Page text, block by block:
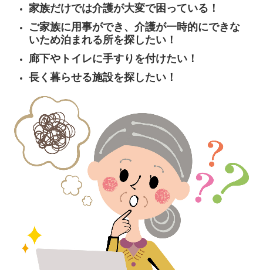
家族だけでは介護が大変で困っている！
ご家族に用事ができ、介護が一時的にできな
いため泊まれる所を探したい！
廊下やトイレに手すりを付けたい！
長く暮らせる施設を探したい！